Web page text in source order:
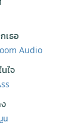
เธอ
Audio
นใจ
น